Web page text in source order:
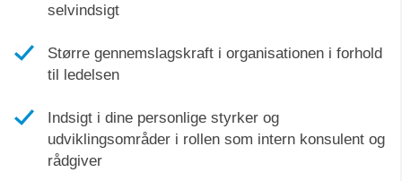
selvindsigt
Større gennemslagskraft i organisationen i forhold
til ledelsen
Indsigt i dine personlige styrker og
udviklingsområder i rollen som intern konsulent og
rådgiver